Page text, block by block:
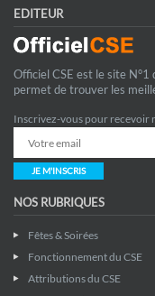
EDITEUR
Officiel CSE est le site
permet de trouver les
Inscrivez-vous pour recevoir
JE M'INSCRIS
NOS RUBRIQUES
Fêtes & Soirées
Fonctionnement du CSE
Attributions du CSE